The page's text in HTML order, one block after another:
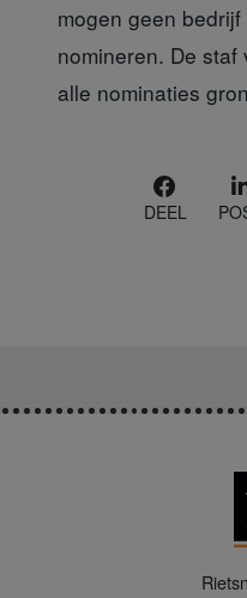
mogen geen
nomineren. De
alle nominaties
DEEL